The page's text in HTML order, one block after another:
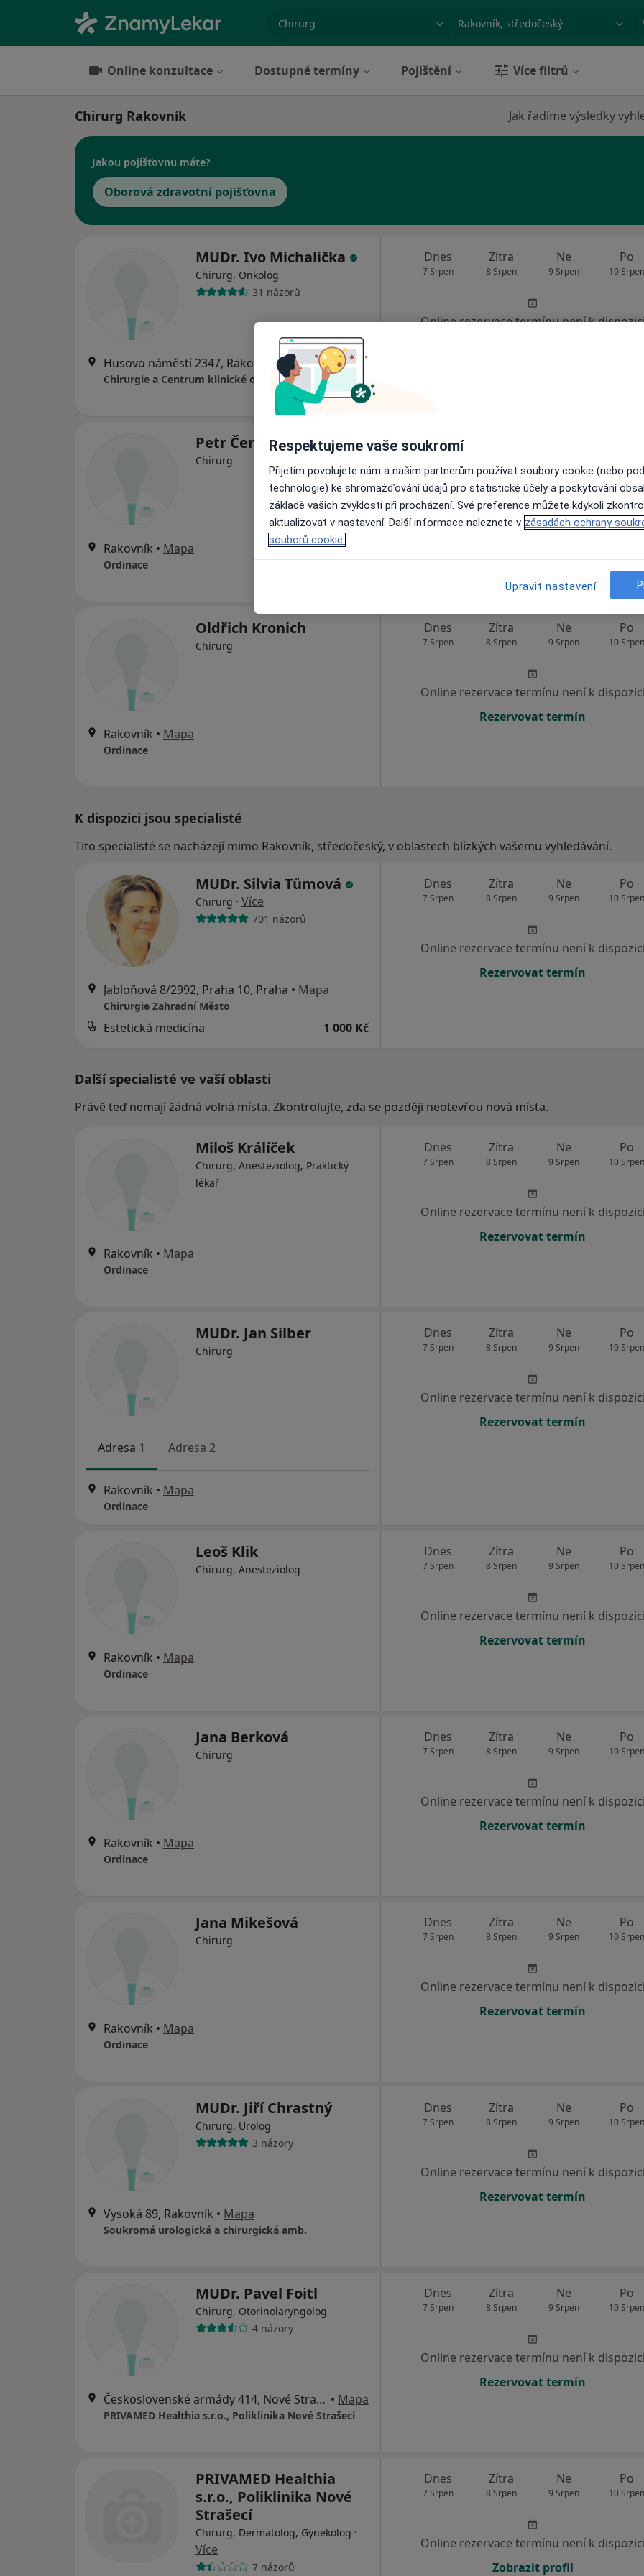
Město nebo region
Online konzultace Dostupné termíny Pojištění Více filtrů
Chirurg Rakovník Jak řadíme výsledky
Jakou pojišťovnu máte?
Oborová zdravotní pojišťovna
MUDr. Ivo Michalička
Chirurg, Onkolog
31 názorů
Husovo náměstí 2347, Rakovník • Mapa
Chirurgie a Centrum klinické onkologie
Dnes
7 Srpen
Zítra
8 Srpen
Ne
9 Srpen
Po
10 Srpen
Online rezervace termínu není k
Petr Černický
Chirurg
Rakovník • Mapa
Ordinace
Dnes
Online rezervace termínu není k
Rezervovat termín
Oldřich Kronich
Chirurg
Rakovník • Mapa
Ordinace
Dnes
7 Srpen
Zítra
8 Srpen
Ne
9 Srpen
Po
10 Srpen
Online rezervace termínu není k dispozici
Rezervovat termín
K dispozici jsou specialisté
Tito specialisté se nacházejí mimo Rakovník, středočeský, v oblastech blízkých vašemu vyhledávání.
MUDr. Silvia Tůmová
Chirurg · Více
701 názorů
Jabloňová 8/2992, Praha 10, Praha • Mapa
Chirurgie Zahradní Město
Estetická medicína 1 000 Kč
Dnes
7 Srpen
Zítra
8 Srpen
Ne
9 Srpen
Po
10 Srpen
Online rezervace termínu není k dispozici
Rezervovat termín
Další specialisté ve vaší oblasti
Právě teď nemají žádná volná místa. Zkontrolujte, zda se později neotevřou nová místa.
Miloš Králíček
Chirurg, Anesteziolog, Praktický
lékař
Rakovník • Mapa
Ordinace
Dnes
7 Srpen
Zítra
8 Srpen
Ne
9 Srpen
Po
10 Srpen
Online rezervace termínu není k dispozici
Rezervovat termín
MUDr. Jan Silber
Chirurg
Adresa 1 Adresa 2
Rakovník • Mapa
Ordinace
Dnes
7 Srpen
Zítra
8 Srpen
Ne
9 Srpen
Po
10 Srpen
Online rezervace termínu není k dispozici
Rezervovat termín
Leoš Klik
Chirurg, Anesteziolog
Rakovník • Mapa
Ordinace
Dnes
7 Srpen
Zítra
8 Srpen
Ne
9 Srpen
Po
10 Srpen
Online rezervace termínu není k dispozici
Rezervovat termín
Jana Berková
Chirurg
Rakovník • Mapa
Ordinace
Dnes
7 Srpen
Zítra
8 Srpen
Ne
9 Srpen
Po
10 Srpen
Online rezervace termínu není k dispozici
Rezervovat termín
Jana Mikešová
Chirurg
Rakovník • Mapa
Ordinace
Dnes
7 Srpen
Zítra
8 Srpen
Ne
9 Srpen
Po
10 Srpen
Online rezervace termínu není k dispozici
Rezervovat termín
MUDr. Jiří Chrastný
Chirurg, Urolog
3 názory
Vysoká 89, Rakovník • Mapa
Soukromá urologická a chirurgická amb.
Dnes
7 Srpen
Zítra
8 Srpen
Ne
9 Srpen
Po
10 Srpen
Online rezervace termínu není k dispozici
Rezervovat termín
MUDr. Pavel Foitl
Chirurg, Otorinolaryngolog
4 názory
Československé armády 414, Nové Strašecí • Mapa
PRIVAMED Healthia s.r.o., Poliklinika Nové Strašecí
Dnes
7 Srpen
Zítra
8 Srpen
Ne
9 Srpen
Po
10 Srpen
Online rezervace termínu není k dispozici
Rezervovat termín
PRIVAMED Healthia
s.r.o., Poliklinika Nové
Strašecí
Chirurg, Dermatolog, Gynekolog ·
Více
7 názorů
Dnes
7 Srpen
Zítra
8 Srpen
Ne
9 Srpen
Po
10 Srpen
Online rezervace termínu není k dispozici
Zobrazit profil
Respektujeme vaše soukromí
Přijetím povolujete nám a našim partnerům používat soubory cookie (nebo
technologie) ke shromažďování údajů pro statistické účely a poskytování
základě vašich zvyklostí při procházení. Své preference můžete kdykoli
aktualizovat v nastavení. Další informace naleznete v zásadách ochrany
souborů cookie.
Upravit nastavení